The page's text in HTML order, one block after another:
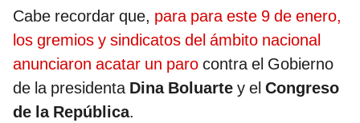
Cabe recordar que, para para este 9 de enero,
los gremios y sindicatos del ámbito nacional
anunciaron acatar un paro contra el Gobierno
de la presidenta Dina Boluarte y el Congreso
de la República.